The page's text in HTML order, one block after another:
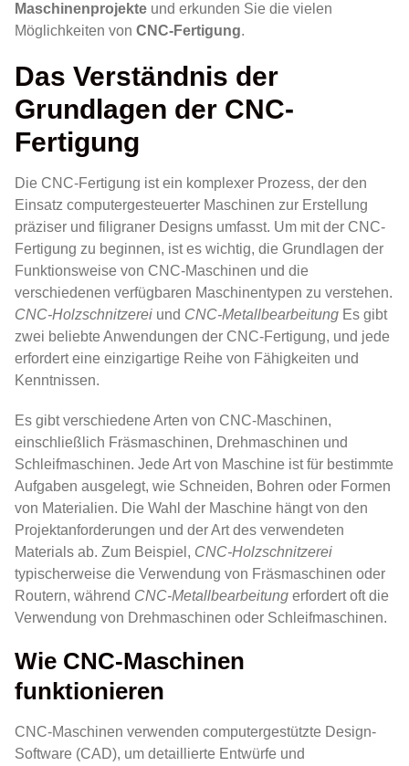
Maschinenprojekte und erkunden Sie die vielen
Möglichkeiten von CNC-Fertigung.
Das Verständnis der
Grundlagen der CNC-
Fertigung
Die CNC-Fertigung ist ein komplexer Prozess, der den
Einsatz computergesteuerter Maschinen zur Erstellung
präziser und filigraner Designs umfasst. Um mit der CNC-
Fertigung zu beginnen, ist es wichtig, die Grundlagen der
Funktionsweise von CNC-Maschinen und die
verschiedenen verfügbaren Maschinentypen zu verstehen.
CNC-Holzschnitzerei und CNC-Metallbearbeitung Es gibt
zwei beliebte Anwendungen der CNC-Fertigung, und jede
erfordert eine einzigartige Reihe von Fähigkeiten und
Kenntnissen.
Es gibt verschiedene Arten von CNC-Maschinen,
einschließlich Fräsmaschinen, Drehmaschinen und
Schleifmaschinen. Jede Art von Maschine ist für bestimmte
Aufgaben ausgelegt, wie Schneiden, Bohren oder Formen
von Materialien. Die Wahl der Maschine hängt von den
Projektanforderungen und der Art des verwendeten
Materials ab. Zum Beispiel, CNC-Holzschnitzerei
typischerweise die Verwendung von Fräsmaschinen oder
Routern, während CNC-Metallbearbeitung erfordert oft die
Verwendung von Drehmaschinen oder Schleifmaschinen.
Wie CNC-Maschinen
funktionieren
CNC-Maschinen verwenden computergestützte Design-
Software (CAD), um detaillierte Entwürfe und